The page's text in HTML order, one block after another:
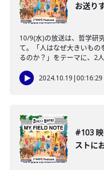
お送り
10/9(水)の放送は、哲学研
て。「人はなぜ大きいも
るのか？」をテーマに、2
2024.10.19 |00:16:29
#103
ストに